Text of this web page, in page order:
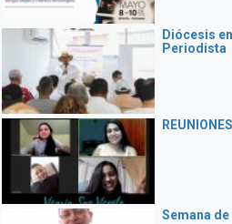
Diócesis
Periodista
Semana